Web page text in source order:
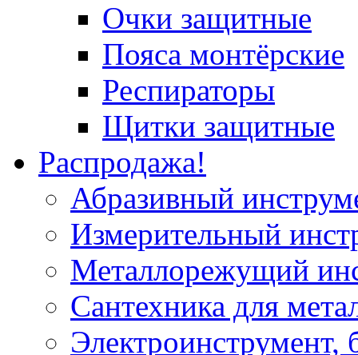
Очки защитные
Пояса монтёрские
Респираторы
Щитки защитные
Распродажа!
Абразивный
Измерительный
Металлорежущий
Сантехника для
Электроинструмент,